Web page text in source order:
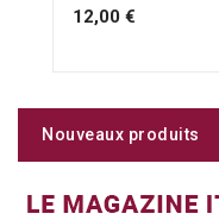
12,00 €
Nouveaux produits